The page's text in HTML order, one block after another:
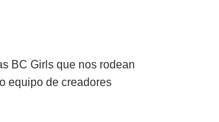
BC Girls que nos rodean
equipo de creadores